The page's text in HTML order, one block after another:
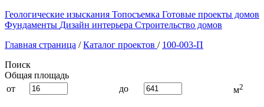
Геологические изыскания Топосъемка Готовые проекты домов
Фундаменты Дизайн интерьера Строительство домов
Главная страница / Каталог проектов / 100-003-П
Поиск
Общая площадь
от
до м2